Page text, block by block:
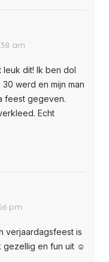
am
leuk dit! Ik ben dol
werd en mijn man
feest gegeven.
Echt
pm
verjaardagsfeest is
gezellig en fun uit ☺️